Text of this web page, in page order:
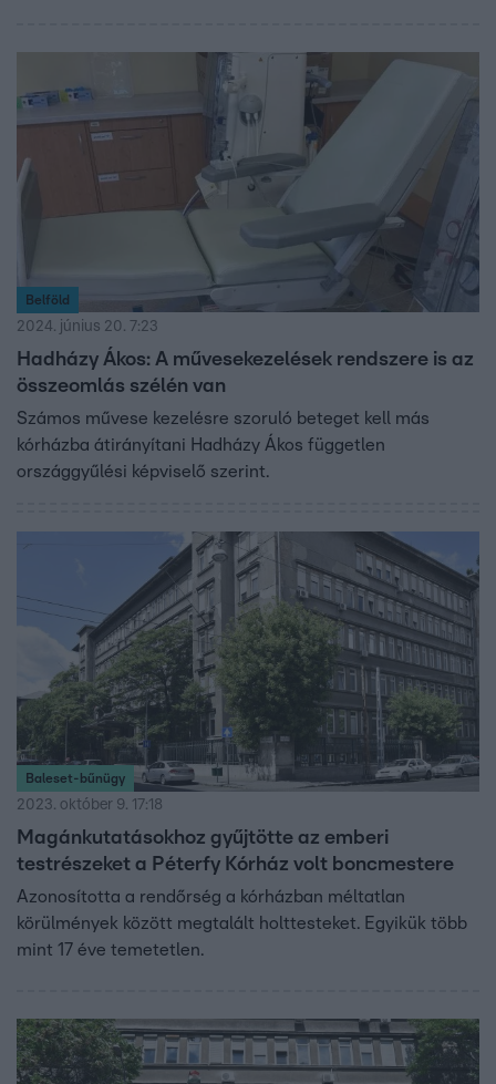
Belföld
2024. június 20. 7:23
Hadházy Ákos: A művesekezelések rendszere is az
összeomlás szélén van
Számos művese kezelésre szoruló beteget kell más
kórházba átirányítani Hadházy Ákos független
országgyűlési képviselő szerint.
Baleset-bűnügy
2023. október 9. 17:18
Magánkutatásokhoz gyűjtötte az emberi
testrészeket a Péterfy Kórház volt boncmestere
Azonosította a rendőrség a kórházban méltatlan
körülmények között megtalált holttesteket. Egyikük több
mint 17 éve temetetlen.